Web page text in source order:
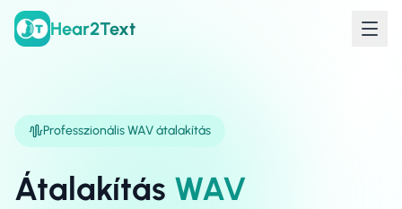
Hear2Text
Professzionális WAV átalakítás
Átalakítás WAV